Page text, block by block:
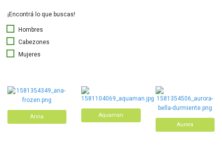
¡Encontrá lo que buscas!
Hombres
Cabezones
Mujeres
Anna
Aquaman
Aurora